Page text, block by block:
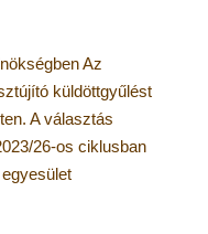
Az
küldöttgyűlést
A választás
26-os ciklusban